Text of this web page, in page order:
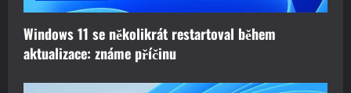
Windows 11 se několikrát restartoval během
aktualizace: známe příčinu